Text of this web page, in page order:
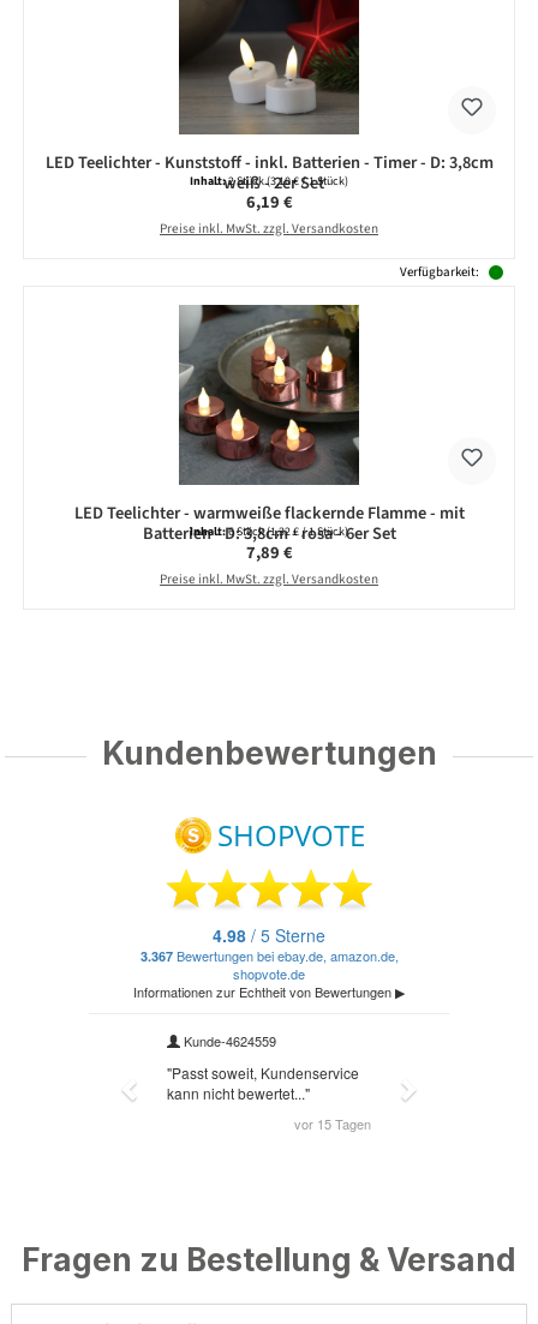
LED Teelichter - Kunststoff - inkl. Batterien - Timer - D: 3,8cm
- weiß - 2er Set
Inhalt:2 Stück(3,10 € / 1 Stück)
Regulärer Preis:
6,19 €
Preise inkl. MwSt. zzgl. Versandkosten
Verfügbarkeit:
LED Teelichter - warmweiße flackernde Flamme - mit
Batterien - D: 3,8cm - rosa - 6er Set
Inhalt:6 Stück(1,32 € / 1 Stück)
Regulärer Preis:
7,89 €
Preise inkl. MwSt. zzgl. Versandkosten
Kundenbewertungen
Fragen zu Bestellung & Versand